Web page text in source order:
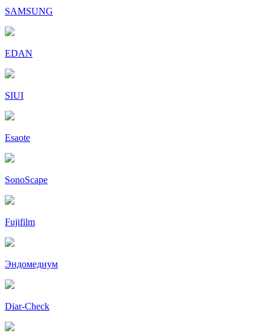
SAMSUNG
EDAN
SIUI
Esaote
SonoScape
Fujifilm
Эндомедиум
Diar-Cheсk